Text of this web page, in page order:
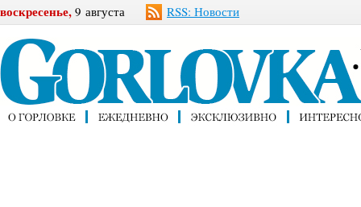
воскресенье, 9 августа RSS: Новости